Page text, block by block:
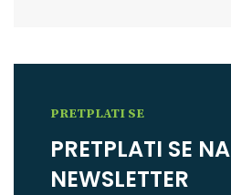
PRETPLATI SE
PRETPLATI SE NA
NEWSLETTER